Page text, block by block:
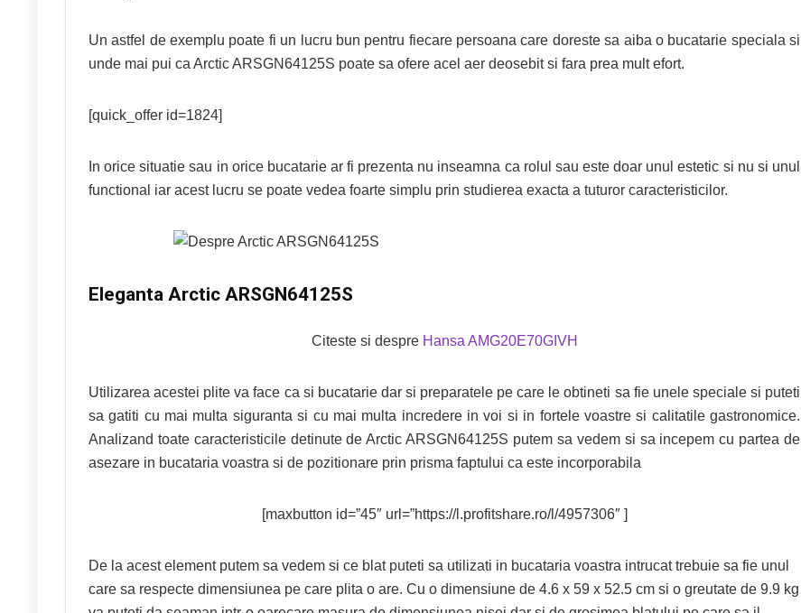
Un astfel de exemplu poate fi un lucru bun pentru fiecare persoana care doreste sa aiba o bucatarie speciala si
unde mai pui ca Arctic ARSGN64125S poate sa ofere acel aer deosebit si fara prea mult efort.
[quick_offer id=1824]
In orice situatie sau in orice bucatarie ar fi prezenta nu inseamna ca rolul sau este doar unul estetic si nu si unul
functional iar acest lucru se poate vedea foarte simplu prin studierea exacta a tuturor caracteristicilor.
Eleganta Arctic ARSGN64125S
Citeste si despre Hansa AMG20E70GIVH
Utilizarea acestei plite va face ca si bucatarie dar si preparatele pe care le obtineti sa fie unele speciale si puteti
sa gatiti cu mai multa siguranta si cu mai multa incredere in voi si in fortele voastre si calitatile gastronomice.
Analizand toate caracteristicile detinute de Arctic ARSGN64125S putem sa vedem si sa incepem cu partea de
asezare in bucataria voastra si de pozitionare prin prisma faptului ca este incorporabila
[maxbutton id=”45″ url=”https://l.profitshare.ro/l/4957306″ ]
De la acest element putem sa vedem si ce blat puteti sa utilizati in bucataria voastra intrucat trebuie sa fie unul
care sa respecte dimensiunea pe care plita o are. Cu o dimensiune de 4.6 x 59 x 52.5 cm si o greutate de 9.9 kg